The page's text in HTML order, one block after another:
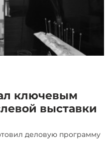
ключевым
выставки
деловую программу